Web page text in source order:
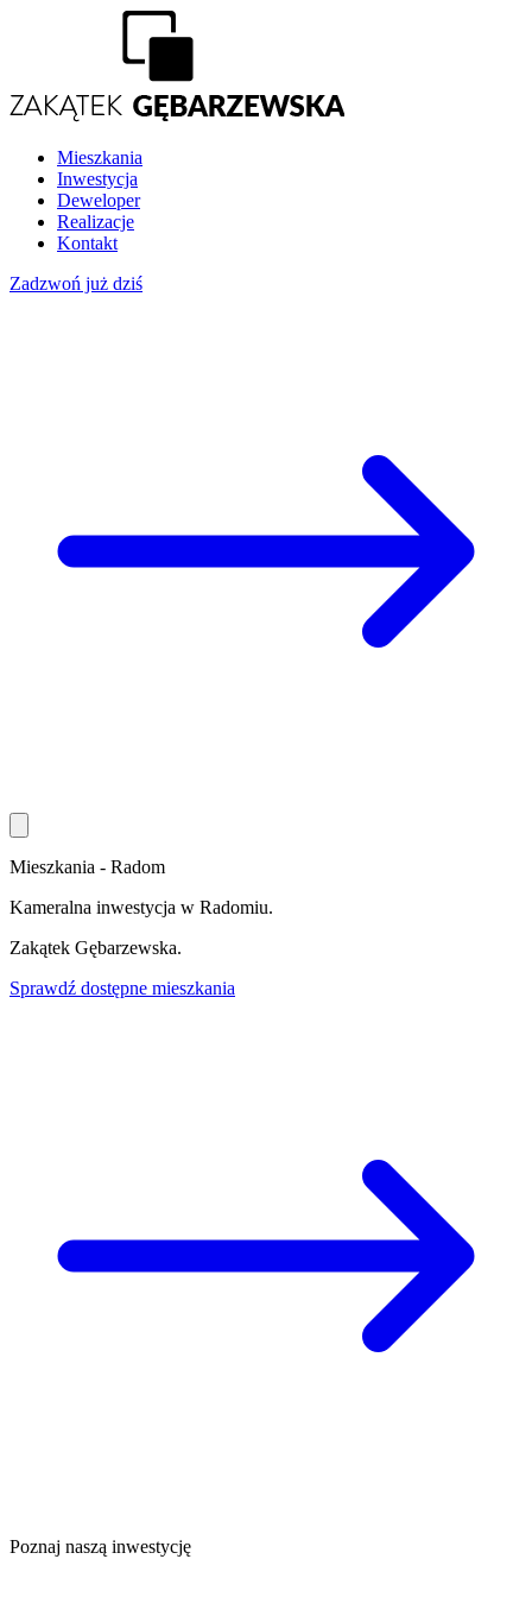
Mieszkania
Inwestycja
Deweloper
Realizacje
Kontakt
Zadzwoń już dziś
Mieszkania - Radom
Kameralna inwestycja w Radomiu.
Zakątek Gębarzewska.
Sprawdź dostępne mieszkania
Poznaj naszą inwestycję